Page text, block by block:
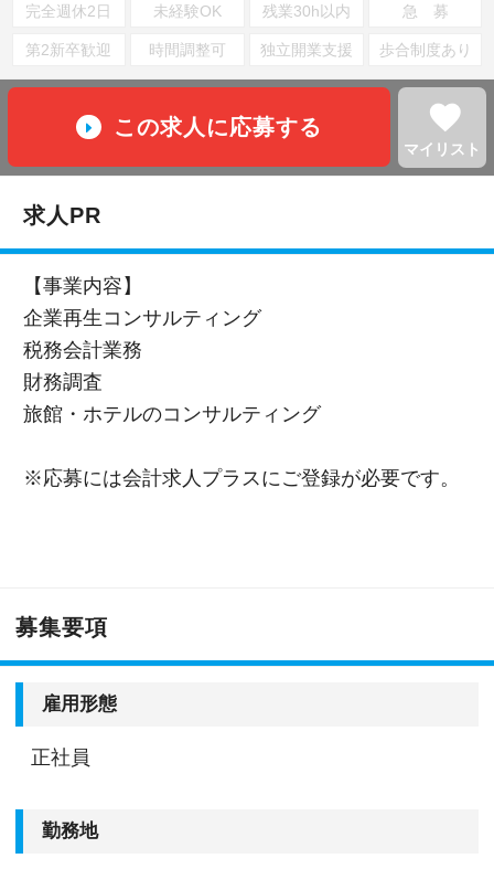
完全週休2日 未経験OK 残業30h以内 急 募
第2新卒歓迎 時間調整可 独立開業支援 歩合制度あり
この求人に応募する favorite
マイリスト
求人PR
【事業内容】
企業再生コンサルティング
税務会計業務
財務調査
旅館・ホテルのコンサルティング
※応募には会計求人プラスにご登録が必要です。
募集要項
雇用形態
正社員
勤務地